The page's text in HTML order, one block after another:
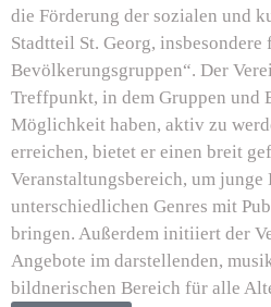
die Förderung der sozialen und
Stadtteil St. Georg,
Bevölkerungsgruppen“. Der
Treffpunkt, in dem Gruppen und
Möglichkeit haben, aktiv zu
erreichen, bietet er einen breit
Veranstaltungsbereich, um junge
unterschiedlichen Genres mit
bringen. Außerdem initiiert der
Angebote im darstellenden,
bildnerischen Bereich für alle